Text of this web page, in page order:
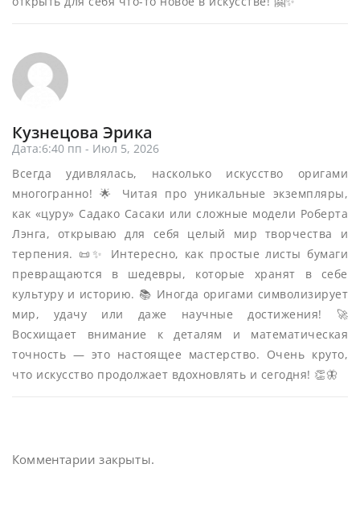
Кузнецова Эрика
Дата:6:40 пп - Июл 5, 2026
Всегда удивлялась, насколько искусство оригами
многогранно! 🌟 Читая про уникальные экземпляры,
как «цуру» Садако Сасаки или сложные модели Роберта
Лэнга, открываю для себя целый мир творчества и
терпения. 📜✨ Интересно, как простые листы бумаги
превращаются в шедевры, которые хранят в себе
культуру и историю. 📚 Иногда оригами символизирует
мир, удачу или даже научные достижения! 🚀
Восхищает внимание к деталям и математическая
точность — это настоящее мастерство. Очень круто,
что искусство продолжает вдохновлять и сегодня! 👏🦋
Комментарии закрыты.